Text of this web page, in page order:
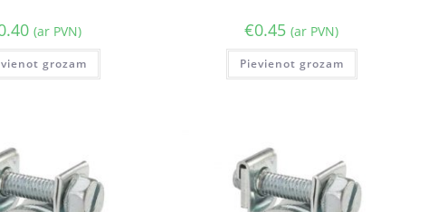
(ar PVN)
grozam
€0.45 (ar PVN)
Pievienot grozam